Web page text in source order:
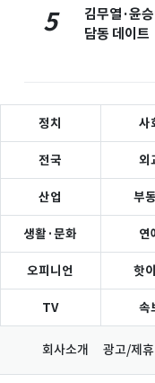
5
김무열·윤
담동 데이트
정치 사
전국 외
산업 부
생활·문화 연
오피니언 핫
TV 속
회사소개 광고/제